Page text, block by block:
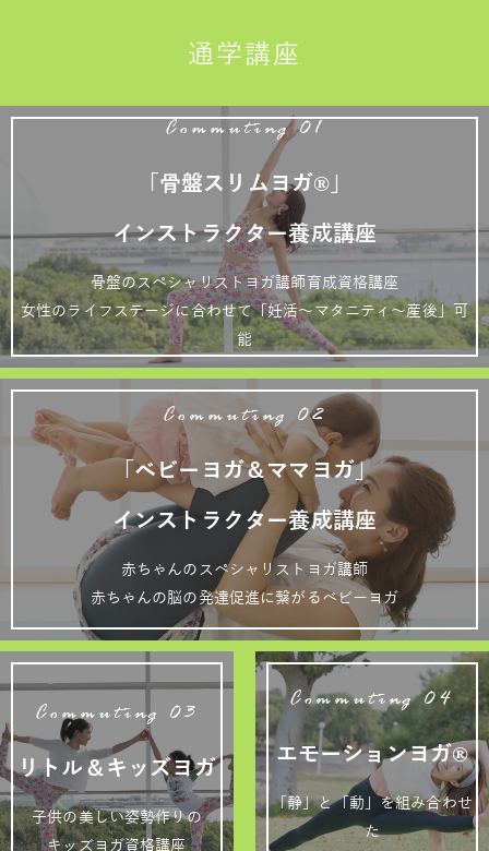
通学講座
Commuting 01
「骨盤スリムヨガ®」
インストラクター養成講座
骨盤のスペシャリストヨガ講師育成資格講座
女性のライフステージに合わせて「妊活～マタニティ～産後」可
能
Commuting 02
「ベビーヨガ＆ママヨガ」
インストラクター養成講座
赤ちゃんのスペシャリストヨガ講師
赤ちゃんの脳の発達促進に繋がるベビーヨガ
Commuting 03
リトル＆キッズヨガ
子供の美しい姿勢作りの
キッズヨガ資格講座
Commuting 04
エモーションヨガ®
「静」と「動」を組み合わせ
た